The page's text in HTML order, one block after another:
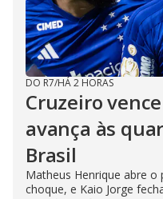
DO R7/HÁ 2 HORAS
Cruzeiro
avança às
Brasil
Matheus Henrique abre
choque, e Kaio Jorge